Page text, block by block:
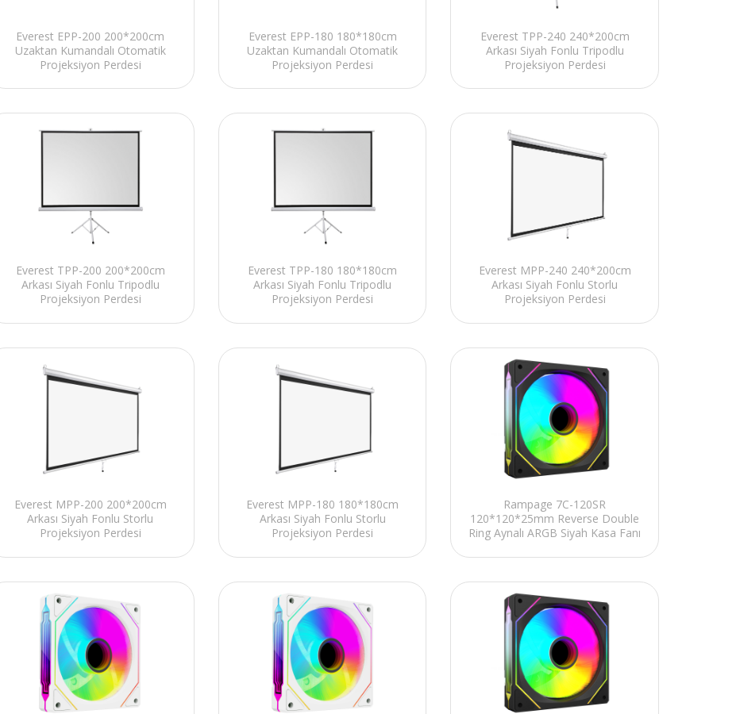
Everest EPP-200 200*200cm
Uzaktan Kumandalı Otomatik
Projeksiyon Perdesi
Everest EPP-180 180*180cm
Uzaktan Kumandalı Otomatik
Projeksiyon Perdesi
Everest TPP-240 240*200cm
Arkası Siyah Fonlu Tripodlu
Projeksiyon Perdesi
Everest TPP-200 200*200cm
Arkası Siyah Fonlu Tripodlu
Projeksiyon Perdesi
Everest TPP-180 180*180cm
Arkası Siyah Fonlu Tripodlu
Projeksiyon Perdesi
Everest MPP-240 240*200cm
Arkası Siyah Fonlu Storlu
Projeksiyon Perdesi
Everest MPP-200 200*200cm
Arkası Siyah Fonlu Storlu
Projeksiyon Perdesi
Everest MPP-180 180*180cm
Arkası Siyah Fonlu Storlu
Projeksiyon Perdesi
Rampage 7C-120SR
120*120*25mm Reverse Double
Ring Aynalı ARGB Siyah Kasa Fanı